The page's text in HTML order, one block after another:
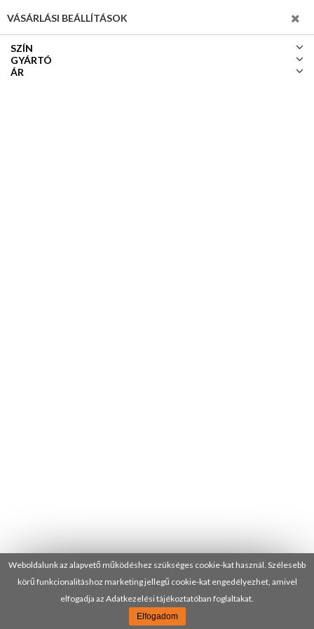
Weboldalunk az alapvető működéshez szükséges cookie-kat használ. Szélesebb
körű funkcionalitáshoz marketing jellegű cookie-kat engedélyezhet, amivel
elfogadja az Adatkezelési tájékoztatóban foglaltakat.
Elfogadom
VÁSÁRLÁSI BEÁLLÍTÁSOK
SZÍN
GYÁRTÓ
ÁR